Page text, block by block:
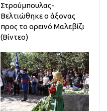
Στρούμπουλας-
Βελτιώθηκε ο άξονας
προς το ορεινό Μαλεβίζι
(Βίντεο)